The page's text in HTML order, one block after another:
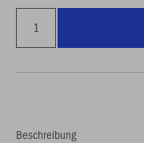
Beschreibung